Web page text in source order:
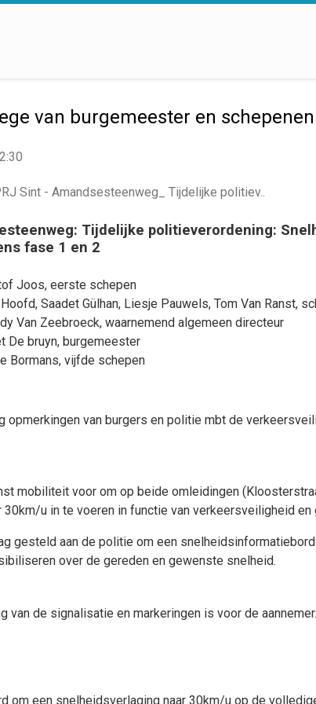
van burgemeester en schepenen
Sint - Amandsesteenweg_ Tijdelijke politiev..
Tijdelijke politieverordening:
fase 1 en 2
Joos, eerste schepen
, Saadet Gülhan, Liesje Pauwels, Tom Van Ranst,
Van Zeebroeck, waarnemend algemeen directeur
De bruyn, burgemeester
Bormans, vijfde schepen
opmerkingen van burgers en politie mbt de
mobiliteit voor om op beide omleidingen
30km/u in te voeren in functie van verkeersveiligheid
gesteld aan de politie om een
over de gereden en gewenste snelheid.
van de signalisatie en markeringen is voor de aannemer.
om een snelheidsverlaging naar 30km/u op de